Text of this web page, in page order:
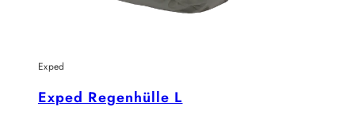
Exped
Exped Regenhülle L